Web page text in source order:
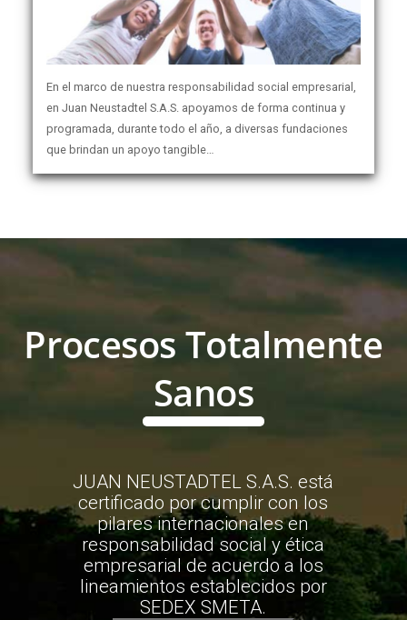
En el marco de nuestra responsabilidad social empresarial,
en Juan Neustadtel S.A.S. apoyamos de forma continua y
programada, durante todo el año, a diversas fundaciones
que brindan un apoyo tangible…
Procesos Totalmente
Sanos
JUAN NEUSTADTEL S.A.S. está
certificado por cumplir con los
pilares internacionales en
responsabilidad social y ética
empresarial de acuerdo a los
lineamientos establecidos por
SEDEX SMETA.